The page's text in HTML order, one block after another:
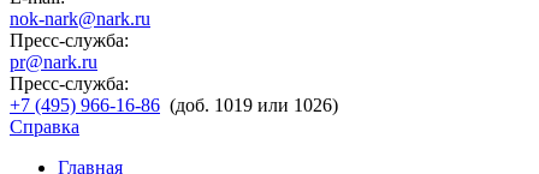
nok-nark@nark.ru
Пресс-служба:
pr@nark.ru
Пресс-служба:
+7 (495) 966-16-86 (доб. 1019 или 1026)
Справка
Главная